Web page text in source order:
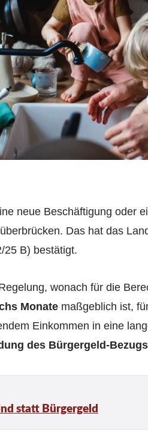
neue Beschäftigung oder
Das hat das
25 B) bestätigt.
wonach für die
Monate maßgeblich ist,
Einkommen in eine
des Bürgergeld-Bezugs
statt Bürgergeld